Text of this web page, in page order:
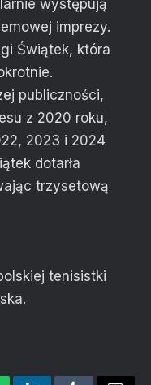
występują
imprezy.
Świątek, która
publiczności,
z 2020 roku,
2023 i 2024
dotarła
trzysetową
tenisistki